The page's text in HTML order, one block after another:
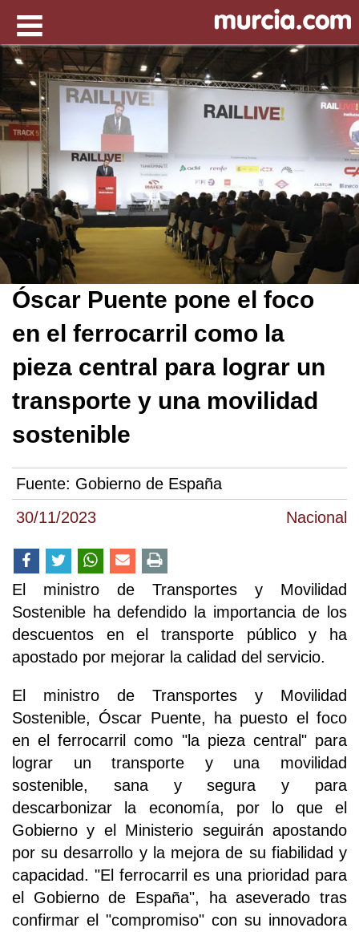
30/11/2023 Nacional
Óscar Puente pone el foco
en el ferrocarril como la
pieza central para lograr un
transporte y una movilidad
sostenible
Fuente: Gobierno de España
El ministro de Transportes y Movilidad
Sostenible ha defendido la importancia de los
descuentos en el transporte público y ha
apostado por mejorar la calidad del servicio.
El ministro de Transportes y Movilidad
Sostenible, Óscar Puente, ha puesto el foco
en el ferrocarril como "la pieza central" para
lograr un transporte y una movilidad
sostenible, sana y segura y para
descarbonizar la economía, por lo que el
Gobierno y el Ministerio seguirán apostando
por su desarrollo y la mejora de su fiabilidad y
capacidad. "El ferrocarril es una prioridad para
el Gobierno de España", ha aseverado tras
confirmar el "compromiso" con su innovadora